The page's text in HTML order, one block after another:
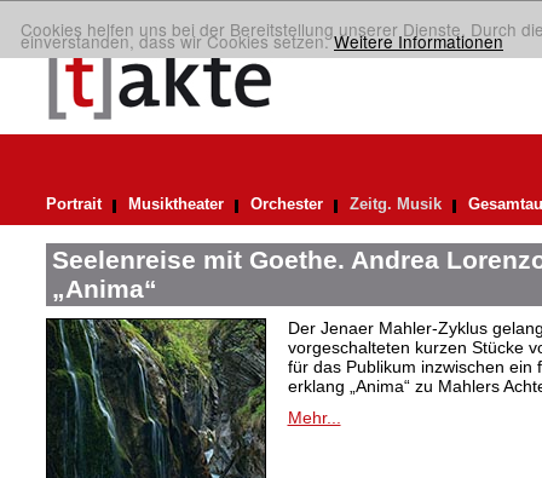
Cookies helfen uns bei der Bereitstellung unserer Dienste. Durch
einverstanden, dass wir Cookies setzen.Weitere Informationen
Portrait Musiktheater Orchester Zeitg. Musik
Seelenreise mit Goethe. Andrea
„Anima“
Der Jenaer Mahler-Zyklus
vorgeschalteten kurzen Stücke
für das Publikum inzwischen ein
erklang „Anima“ zu Mahlers
Mehr...